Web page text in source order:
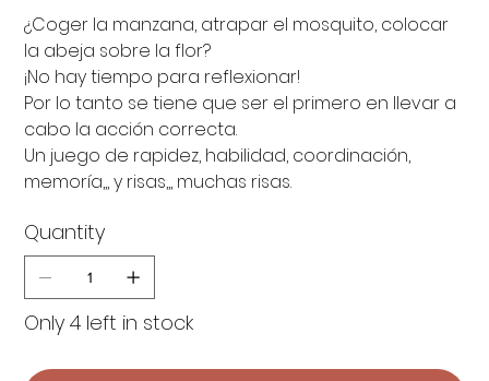
¿Coger la manzana, atrapar el mosquito, colocar
la abeja sobre la flor?
¡No hay tiempo para reflexionar!
Por lo tanto se tiene que ser el primero en llevar a
cabo la acción correcta.
Un juego de rapidez, habilidad, coordinación,
memoría,,, y risas,,, muchas risas.
Quantity
Only 4 left in stock